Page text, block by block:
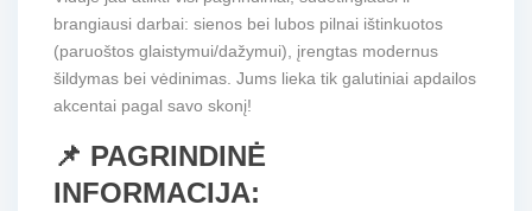
brangiausi darbai: sienos bei lubos pilnai ištinkuotos
(paruoštos glaistymui/dažymui), įrengtas modernus
šildymas bei vėdinimas. Jums lieka tik galutiniai apdailos
akcentai pagal savo skonį!
📌 PAGRINDINĖ
INFORMACIJA: